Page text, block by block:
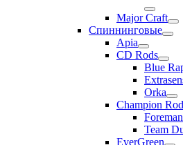
Major Craft
Спиннинговые
Apia
CD Rods
Blue
Orka
Champion
Foreman
Team
EverGreen